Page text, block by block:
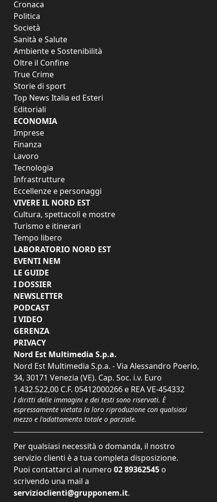
Cronaca
Politica
Società
Sanità e Salute
Ambiente e Sostenibilità
Oltre il Confine
True Crime
Storie di sport
Top News Italia ed Esteri
Editoriali
ECONOMIA
Imprese
Finanza
Lavoro
Tecnologia
Infrastrutture
Eccellenze e personaggi
VIVERE IL NORD EST
Cultura, spettacoli e mostre
Turismo e itinerari
Tempo libero
LABORATORIO NORD EST
EVENTI NEM
LE GUIDE
I DOSSIER
NEWSLETTER
PODCAST
I VIDEO
GERENZA
PRIVACY
Nord Est Multimedia S.p.a.
Nord Est Multimedia S.p.a. - Via Alessandro Poerio,
34, 30171 Venezia (VE). Cap. Soc. i.v. Euro
1.432.522,00 C.F. 05412000266 e REA VE-454332
I diritti delle immagini e dei testi sono riservati. È
espressamente vietata la loro riproduzione con qualsiasi
mezzo e l'adattamento totale o parziale.
Per qualsiasi necessità o domanda, il nostro
servizio clienti è a tua completa disposizione.
Puoi contattarci al numero 02 89362545 o
scrivendo una mail a
servizioclienti@grupponem.it.